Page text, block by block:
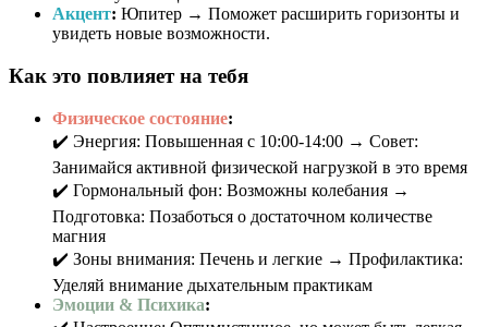
Акцент: Юпитер → Поможет расширить горизонты и
увидеть новые возможности.
Как это повлияет на тебя
Физическое состояние:
✔️ Энергия: Повышенная с 10:00-14:00 → Совет:
Занимайся активной физической нагрузкой в это время
✔️ Гормональный фон: Возможны колебания →
Подготовка: Позаботься о достаточном количестве
магния
✔️ Зоны внимания: Печень и легкие → Профилактика:
Уделяй внимание дыхательным практикам
Эмоции & Психика: